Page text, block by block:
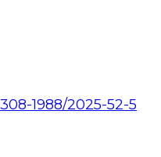
1988/2025-52-5